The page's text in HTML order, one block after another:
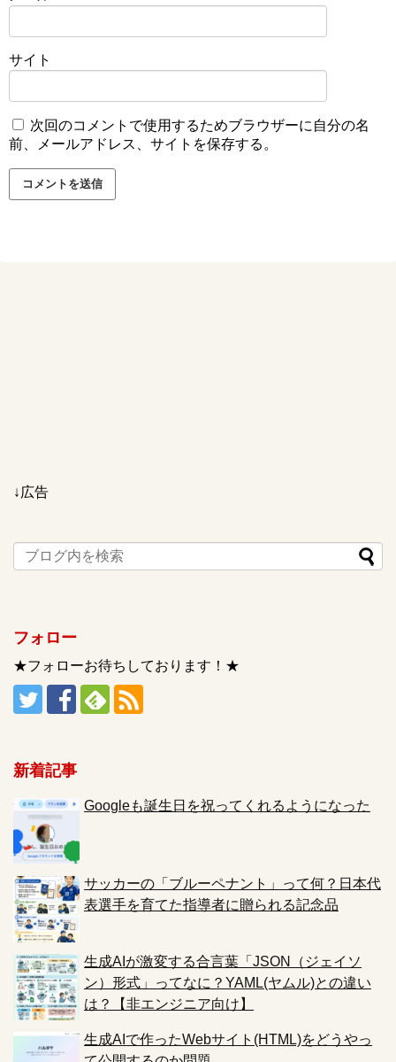
サイト
次回のコメントで使用するためブラウザーに自分の名
前、メールアドレス、サイトを保存する。
↓広告
フォロー
★フォローお待ちしております！★
新着記事
Googleも誕生日を祝ってくれるようになった
サッカーの「ブルーペナント」って何？日本代
表選手を育てた指導者に贈られる記念品
生成AIが激変する合言葉「JSON（ジェイソ
ン）形式」ってなに？YAML(ヤムル)との違い
は？【非エンジニア向け】
生成AIで作ったWebサイト(HTML)をどうやっ